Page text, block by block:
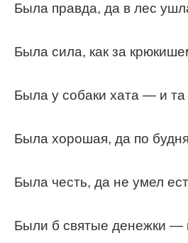
Была правда, да в лес
Была сила, как за
Была у собаки хата — и та
Была хорошая, да по
Была честь, да не умел
Были б святые денежки —